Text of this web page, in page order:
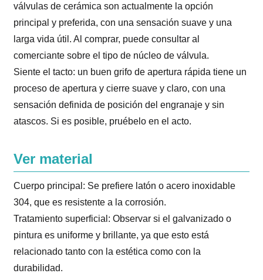
válvulas de cerámica son actualmente la opción
principal y preferida, con una sensación suave y una
larga vida útil. Al comprar, puede consultar al
comerciante sobre el tipo de núcleo de válvula.
Siente el tacto: un buen grifo de apertura rápida tiene un
proceso de apertura y cierre suave y claro, con una
sensación definida de posición del engranaje y sin
atascos. Si es posible, pruébelo en el acto.
Ver material
Cuerpo principal: Se prefiere latón o acero inoxidable
304, que es resistente a la corrosión.
Tratamiento superficial: Observar si el galvanizado o
pintura es uniforme y brillante, ya que esto está
relacionado tanto con la estética como con la
durabilidad.